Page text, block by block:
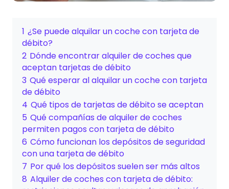
1 ¿Se puede alquilar un coche con tarjeta de
débito?
2 Dónde encontrar alquiler de coches que
aceptan tarjetas de débito
3 Qué esperar al alquilar un coche con tarjeta
de débito
4 Qué tipos de tarjetas de débito se aceptan
5 Qué compañías de alquiler de coches
permiten pagos con tarjeta de débito
6 Cómo funcionan los depósitos de seguridad
con una tarjeta de débito
7 Por qué los depósitos suelen ser más altos
8 Alquiler de coches con tarjeta de débito: